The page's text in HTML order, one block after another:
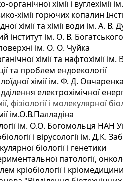
органічної хімії і
хімії горючих копалин
хімії та хімії води ім. А.
інститут ім. О. В.
поверхні ім. О. О. Чуйка
хімії та нафтохімії
та проблем ендоекології
хімії ім. Ф. Д.
електрохімічної
фізіології і молекулярної
ім.О.В.Палладіна
ім. О.О. Богомольця НАН
і вірусології ім. Д.К.
біології і генетики
патології,
кріобіології і